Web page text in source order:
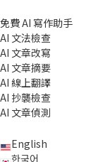
免費 AI 寫作助手
AI 文法檢查
AI 文章改寫
AI 文章摘要
AI 線上翻譯
AI 抄襲檢查
AI 文章偵測
English
한국어